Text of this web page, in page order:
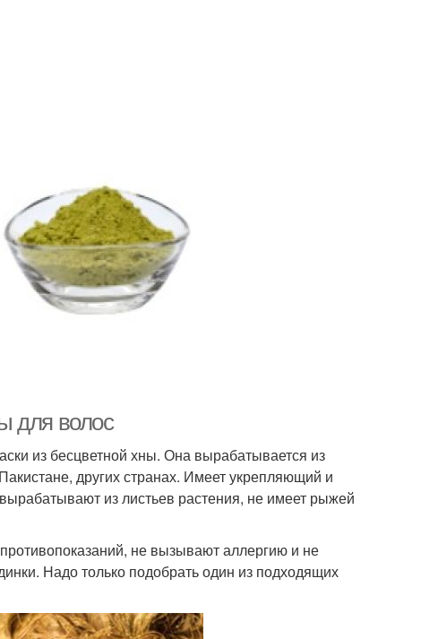
для волос
из бесцветной хны. Она вырабатывается из
других странах. Имеет укрепляющий и
из листьев растения, не имеет рыжей
не вызывают аллергию и не
Надо только подобрать один из подходящих